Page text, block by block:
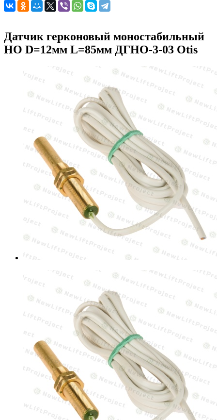
Датчик герконовый моностабильный
НО D=12мм L=85мм ДГНО-3-03 Otis